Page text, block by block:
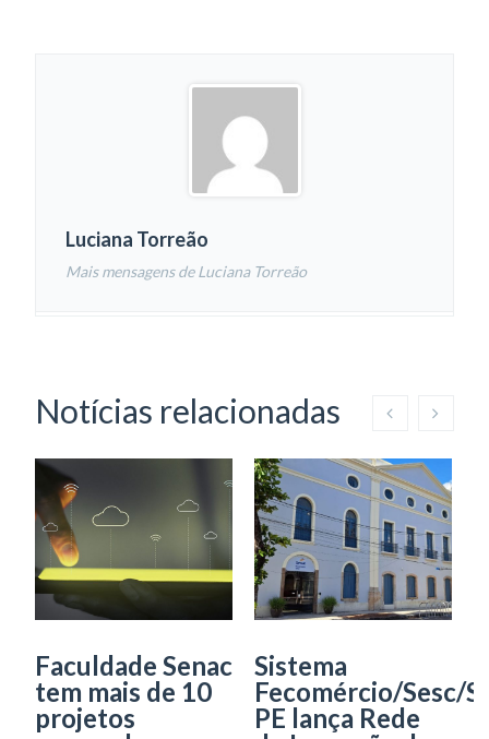
Luciana Torreão
Mais mensagens de Luciana Torreão
Notícias relacionadas
Faculdade Senac
tem mais de 10
projetos
Sistema
Fecomércio/Sesc/
PE lança Rede